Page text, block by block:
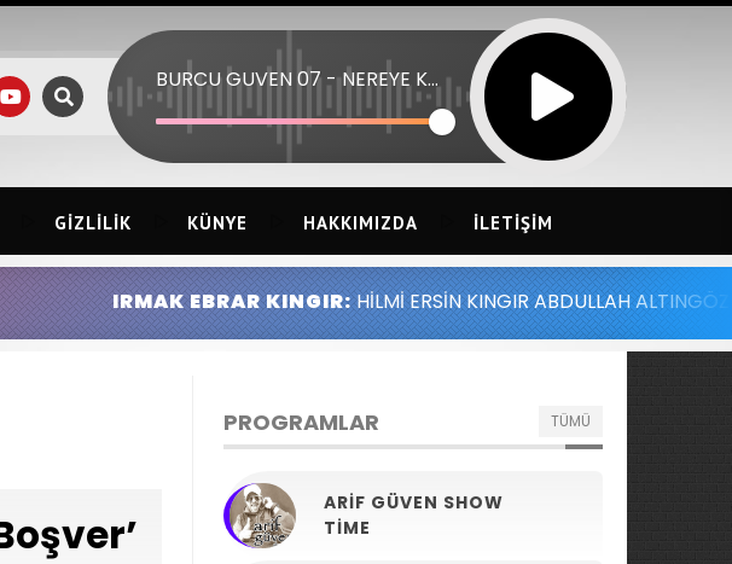
BURCU GUVEN 07 - NEREYE KADAR
GIZLILIK KÜNYE HAKKIMIZDA İLETIŞIM
IRMAK EBRAR KINGIR:HİLMİ ERSİN KINGIR ABDULLAH ALTINGÖZ ALİ
PROGRAMLAR TÜMÜ
ARIF GÜVEN SHOW
TIME